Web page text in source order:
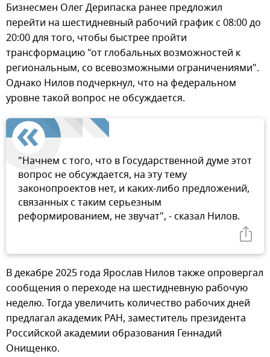
Бизнесмен Олег Дерипаска ранее предложил
перейти на шестидневный рабочий график с 08:00 до
20:00 для того, чтобы быстрее пройти
трансформацию "от глобальных возможностей к
региональным, со всевозможными ограничениями".
Однако Нилов подчеркнул, что на федеральном
уровне такой вопрос не обсуждается.
"Начнем с того, что в Государственной думе этот
вопрос не обсуждается, на эту тему
законопроектов нет, и каких-либо предложений,
связанных с таким серьезным
реформированием, не звучат", - сказал Нилов.
В декабре 2025 года Ярослав Нилов также опровергал
сообщения о переходе на шестидневную рабочую
неделю. Тогда увеличить количество рабочих дней
предлагал академик РАН, заместитель президента
Российской академии образования Геннадий
Онищенко.